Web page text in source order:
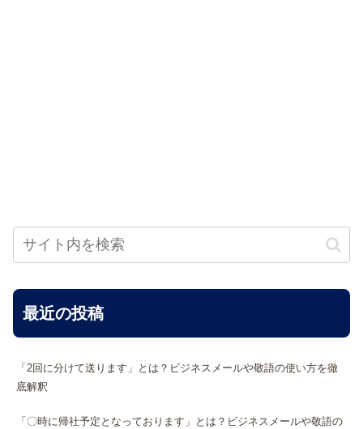
最近の投稿
「2回に分けて送ります」とは？ビジネスメールや敬語の使い方を徹
底解釈
「〇時に帰社予定となっております」とは？ビジネスメールや敬語の